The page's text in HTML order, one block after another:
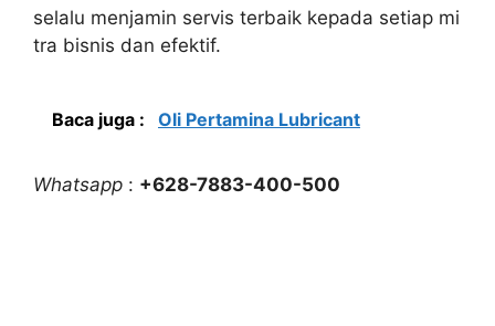
selalu menjamin servis terbaik kepada setiap mi
tra bisnis dan efektif.
Baca juga : Oli Pertamina Lubricant
Whatsapp : +628-7883-400-500